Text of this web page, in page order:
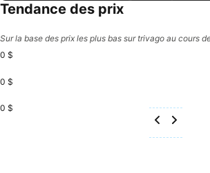
Tendance des prix
Sur la base des prix les plus bas sur trivago au cours
0 $
0 $
0 $